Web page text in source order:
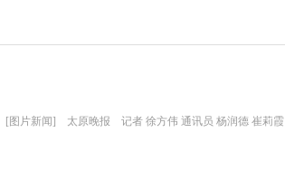
[图片新闻] 太原晚报 记者 徐方伟 通讯员 杨润德 崔莉霞